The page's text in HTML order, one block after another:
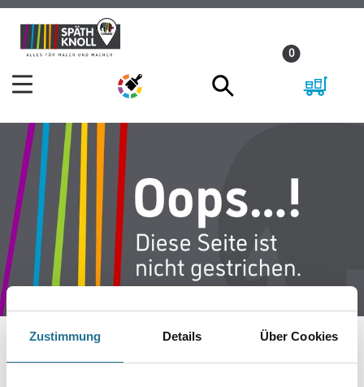
Zustimmung Details Über Cookies
Zum
Inhalt
Zum
Navigationsmenü
0